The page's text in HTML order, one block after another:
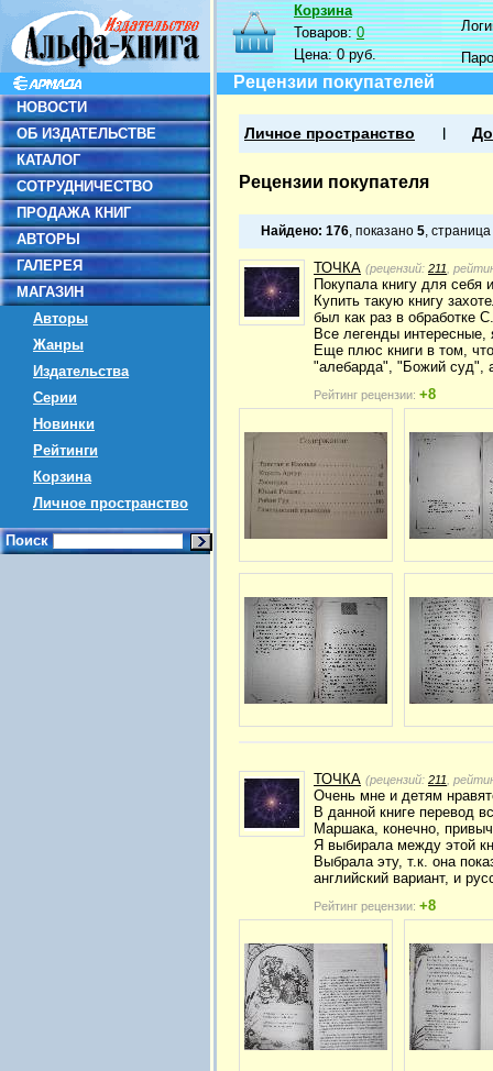
НОВОСТИ
ОБ ИЗДАТЕЛЬСТВЕ
КАТАЛОГ
СОТРУДНИЧЕСТВО
ПРОДАЖА КНИГ
АВТОРЫ
ГАЛЕРЕЯ
МАГАЗИН
Авторы
Жанры
Издательства
Серии
Новинки
Рейтинги
Корзина
Личное пространство
Поиск
Корзина
Товаров:0
Цена:0 руб.
Рецензии покупателей
Личное пространство
Рецензии покупателя
Найдено: 176, показано 5, страница
ТОЧКА (рецензий: 211 ,
Покупала книгу для себя
Купить такую книгу
был как раз в обработке
Все легенды
Еще плюс книги в том,
"алебарда", "Божий суд",
Рейтинг рецензии: +8
ТОЧКА (рецензий: 211 ,
Очень мне и детям
В данной книге перевод
Маршака, конечно,
Я выбирала между этой
Выбрала эту, т.к. она
английский вариант, и
Рейтинг рецензии: +8